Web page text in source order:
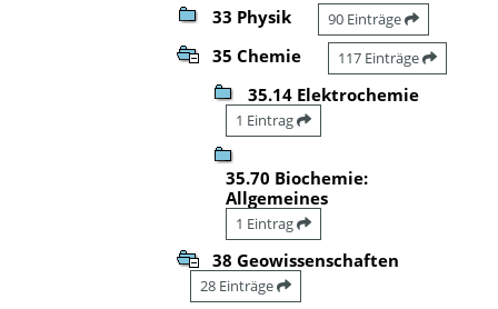
33 Physik 90 Einträge
35 Chemie 117 Einträge
35.14 Elektrochemie
1 Eintrag
35.70 Biochemie:
Allgemeines
1 Eintrag
38 Geowissenschaften
28 Einträge